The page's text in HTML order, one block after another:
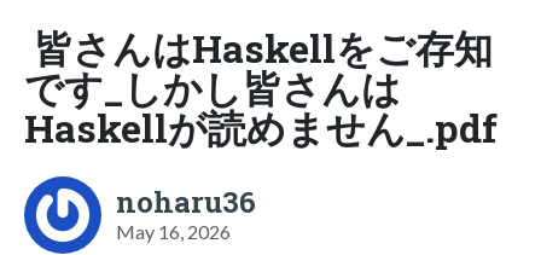
皆さんはHaskellをご存知
です_しかし皆さんは
Haskellが読めません_.pdf
noharu36
May 16, 2026